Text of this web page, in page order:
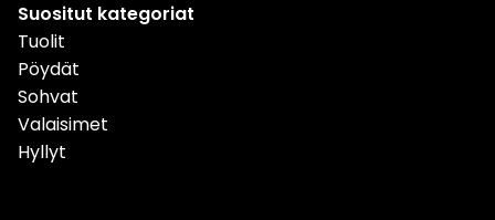
Suositut kategoriat
Tuolit
Pöydät
Sohvat
Valaisimet
Hyllyt